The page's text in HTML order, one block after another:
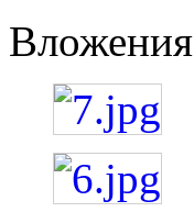
Вложения